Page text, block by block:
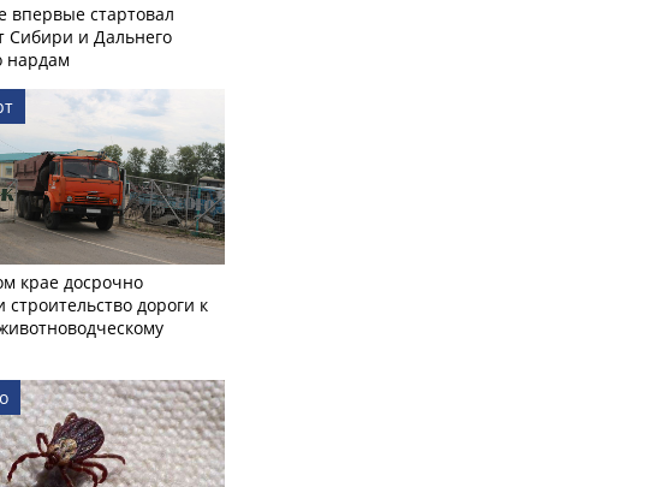
впервые стартовал
Сибири и Дальнего
нардам
крае досрочно
дороги к